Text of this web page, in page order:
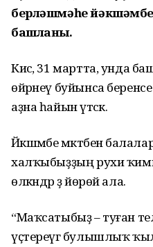
берләшмәһе
башланы.
Кисә, 31 мартта, унда
өйрәнеү буйынса
аҙна һайын үтәсәк.
Йәкшәмбе мәктәбенә
халҡыбыҙҙың рухи
өлкәндәр ҙә йөрөй ала.
“Маҡсатыбыҙ – туған
үҫтереүгә булышлыҡ